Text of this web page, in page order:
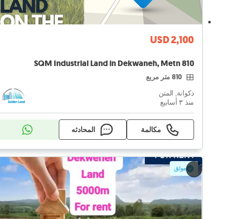
USD 2,100
810 SQM Industrial Land in Dekwaneh, Metn
810 متر مربع
دكوانة, المتن
منذ ٣ أسابيع
مكالمة المحادثه
موثق